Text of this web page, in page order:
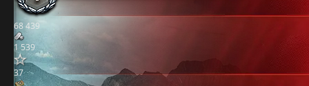
68 439
1 539
37